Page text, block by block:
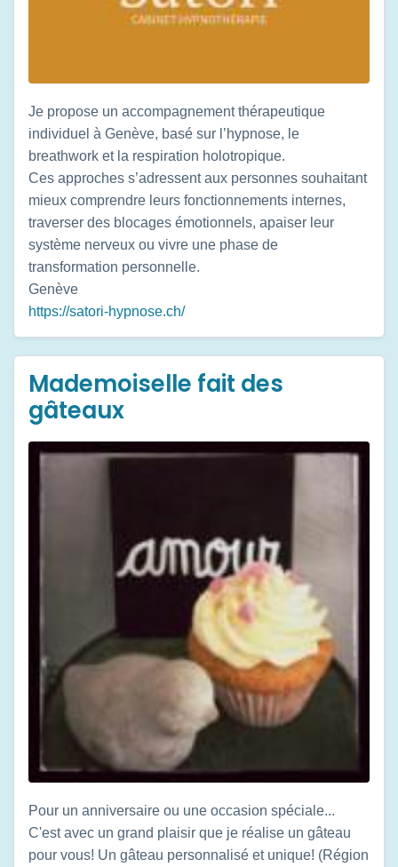
Je propose un accompagnement thérapeutique
individuel à Genève, basé sur l’hypnose, le
breathwork et la respiration holotropique.
Ces approches s’adressent aux personnes souhaitant
mieux comprendre leurs fonctionnements internes,
traverser des blocages émotionnels, apaiser leur
système nerveux ou vivre une phase de
transformation personnelle.
Genève
https://satori-hypnose.ch/
Mademoiselle fait des
gâteaux
Pour un anniversaire ou une occasion spéciale...
C'est avec un grand plaisir que je réalise un gâteau
pour vous! Un gâteau personnalisé et unique! (Région